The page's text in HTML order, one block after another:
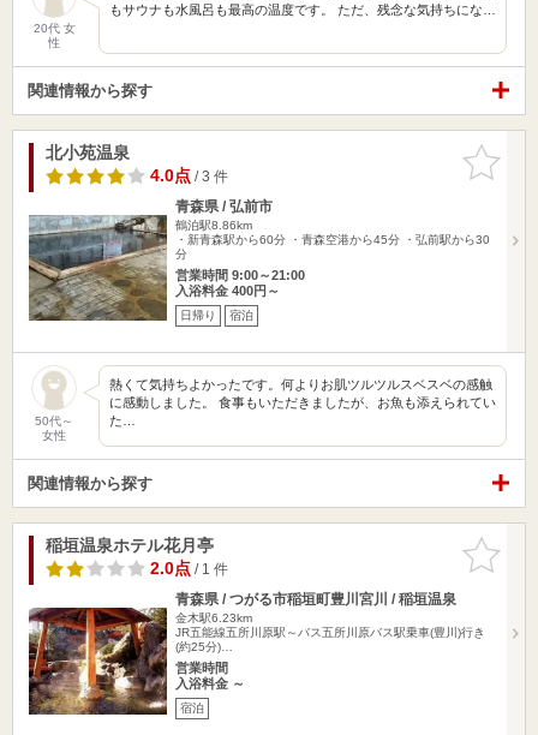
20代 女
性
もサウナも水風呂も最高の温度です。 ただ、残念な気持ちにな…
関連情報から探す
お気に入
りに追加
北小苑温泉
4.0点/ 3 件
青森県 / 弘前市
鶴泊駅8.86km
・新青森駅から60分 ・青森空港から45分 ・弘前駅から30
分
営業時間 9:00～21:00
入浴料金 400円～
日帰り 宿泊
50代～
女性
熱くて気持ちよかったです。何よりお肌ツルツルスベスベの感触
に感動しました。 食事もいただきましたが、お魚も添えられてい
た…
関連情報から探す
お気に入
りに追加
稲垣温泉ホテル花月亭
2.0点/ 1 件
青森県 / つがる市稲垣町豊川宮川 / 稲垣温泉
金木駅6.23km
JR五能線五所川原駅～バス五所川原バス駅乗車(豊川)行き
(約25分)…
営業時間
入浴料金 ～
宿泊